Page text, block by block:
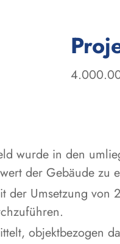
wurde in den
der Gebäude zu
der Umsetzung
objektbezogen